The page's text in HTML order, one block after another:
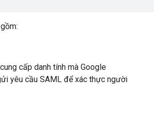
cấp danh tính mà Google
yêu cầu SAML để xác thực người